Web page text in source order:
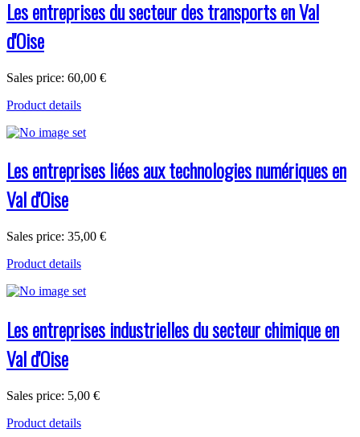
Les entreprises du secteur des transports en Val
d'Oise
Sales price: 60,00 €
Product details
Les entreprises liées aux technologies numériques en
Val d'Oise
Sales price: 35,00 €
Product details
Les entreprises industrielles du secteur chimique en
Val d'Oise
Sales price: 5,00 €
Product details